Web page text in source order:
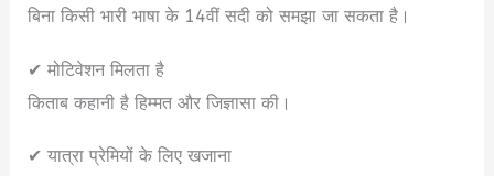
बिना किसी भारी भाषा के 14वीं सदी को समझा जा सकता है।
✔ मोटिवेशन मिलता है
किताब कहानी है हिम्मत और जिज्ञासा की।
✔ यात्रा प्रेमियों के लिए खजाना